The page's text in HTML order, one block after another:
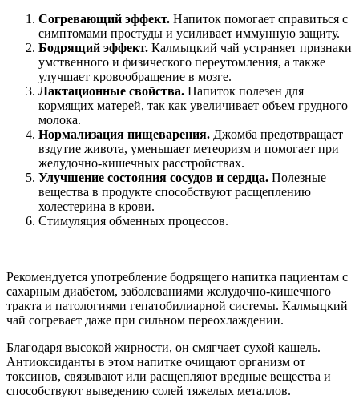
Согревающий эффект. Напиток помогает справиться с
симптомами простуды и усиливает иммунную защиту.
Бодрящий эффект. Калмыцкий чай устраняет признаки
умственного и физического переутомления, а также
улучшает кровообращение в мозге.
Лактационные свойства. Напиток полезен для
кормящих матерей, так как увеличивает объем грудного
молока.
Нормализация пищеварения. Джомба предотвращает
вздутие живота, уменьшает метеоризм и помогает при
желудочно-кишечных расстройствах.
Улучшение состояния сосудов и сердца. Полезные
вещества в продукте способствуют расщеплению
холестерина в крови.
Стимуляция обменных процессов.
Рекомендуется употребление бодрящего напитка пациентам с
сахарным диабетом, заболеваниями желудочно-кишечного
тракта и патологиями гепатобилиарной системы. Калмыцкий
чай согревает даже при сильном переохлаждении.
Благодаря высокой жирности, он смягчает сухой кашель.
Антиоксиданты в этом напитке очищают организм от
токсинов, связывают или расщепляют вредные вещества и
способствуют выведению солей тяжелых металлов.